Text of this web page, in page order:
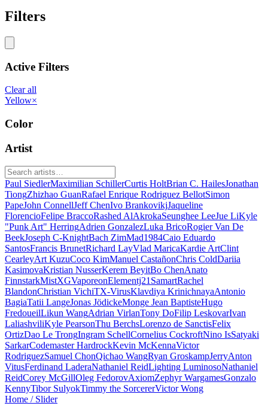
Filters
Active Filters
Clear all
Yellow×
Color
Artist
Paul SiedlerMaximilian SchillerCurtis HoltBrian C. HailesJonathan
TiongZhizhao GuanRafael Enrique Rodriguez BellotSimon
PapeJohn ConnellJeff ChenIvo BrankovikjJaqueline
FlorencioFelipe BraccoRashed AlAkrokaSeunghee LeeJue LiKyle
"Punk Art" HerringAdrien GonzalezLuka BricoRogier Van De
BeekJoseph C-KnightBach ZimMad1984Caio Eduardo
SantosFrancis BrunetRichard LayVlad MaricaKardie ArtClint
CearleyArt KuzuCoco KimManuel CastañonChris ColdDariia
KasimovaKristian NusserKerem BeyitBo ChenAnato
FinnstarkMistXGVaporeonElementj21SamartRachel
BlandonChristian VichiTX-VirusKlavdiya KrinichnayaAntonio
BagiaTatii LangeJonas JödickeMonge Jean BaptisteHugo
FredoueilLikun WangAdrian VirlanTony DoFilip LeskovarIvan
LaliashviliKyle PearsonThu BerchsLorenzo de SanctisFelix
OrtizDao Le TrongIngram SchellCornelius CockroftNino IsSatyaki
SarkarCodemaster HardrockKevin McKennaVictor
RodriguezSamuel ChonQichao WangRyan GroskampJerryAnton
VitusFerdinand LaderaNathaniel ReidLighting LuminosoNathaniel
ReidCorey McGillOleg FedorovAxiomZephyr WargamesGonzalo
KennyTibor SulyokTimmy the SorcererVictor Wong
Home / Slider